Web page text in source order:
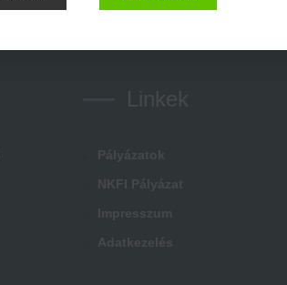
Linkek
Pályázatok
NKFI Pályázat
Impresszum
Adatkezelés